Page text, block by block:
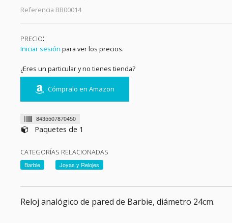
Referencia BB00014
PRECIO:
Iniciar sesión para ver los precios.
¿Eres un particular y no tienes tienda?
Cómpralo en Amazon
8435507870450
Paquetes de 1
CATEGORÍAS RELACIONADAS
Barbie Joyas y Relojes
Reloj analógico de pared de Barbie, diámetro 24cm.